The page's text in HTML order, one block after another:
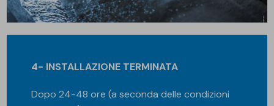
4- INSTALLAZIONE TERMINATA
Dopo 24-48 ore (a seconda delle condizioni